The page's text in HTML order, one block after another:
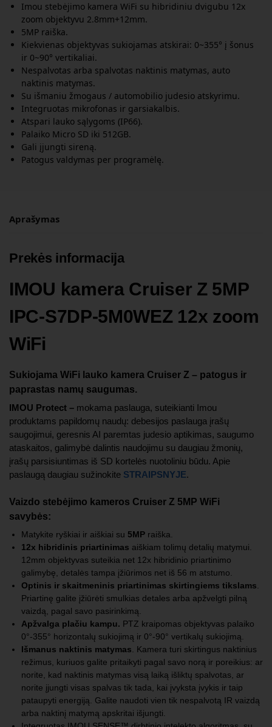
Imou stebėjimo kamera WiFi su hibridiniu dvigubu 12x
zoom objektyvu 2.8mm+12mm.
5MP raiška.
Kiekvienas objektyvas sukiojamas atskirai: 0~355° į šonus
ir 0~90° vertikaliai.
Nespalvotas arba spalvotas naktinis matymas, auto
naktinis matymas.
Su išmaniu žmogaus / automobilio judesio atskyrimu.
Integruotas mikrofonas ir garsiakalbis.
Atspari lauko sąlygoms (IP66).
Palaiko Micro SD iki 512GB.
Gali įjungti sireną.
Patogus valdymas per programėlę.
Aprašymas
Prekės informacija
IMOU kamera Cruiser Z 5MP
IPC-S7DP-5M0WEZ 12x zoom
WiFi
Sukiojama WiFi lauko kamera Cruiser Z – patogus ir
paprastas namų saugumas.
IMOU Protect – mokama paslauga, suteikianti Imou
produktams papildomų naudų: debesijos paslauga įrašų
saugojimui, geresnis AI paremtas judesio aptikimas, saugumo
ataskaitos, galimybė dalintis naudojimu su daugiau žmonių,
įrašų parsisiuntimas iš SD kortelės nuotoliniu būdu. Apie
paslaugą daugiau sužinokite STRAIPSNYJE.
Vaizdo stebėjimo kameros Cruiser Z 5MP WiFi
savybės:
Matykite ryškiai ir aiškiai su 5MP raiška.
12x hibridinis priartinimas aiškiam tolimų detalių matymui.
12mm objektyvas suteikia net 12x hibridinio priartinimo
galimybę, detalės tampa įžiūrimos net iš 56 m atstumo.
Optinis ir skaitmeninis priartinimas skirtingiems tikslams
Priartinę galite įžiūrėti smulkias detales arba apžvelgti pilną
vaizdą, pagal savo pasirinkimą.
Apžvalga plačiu kampu. PTZ kraipomas objektyvas palaiko
0°-355° horizontalų sukiojimą ir 0°-90° vertikalų sukiojimą.
Išmanus naktinis matymas . Kamera turi skirtingus naktinius
režimus, kuriuos galite pritaikyti pagal savo norą ir poreikius: ar
norite, kad naktinis matymas visą laiką išliktų spalvotas, ar
norite įjungti visas spalvas tik tada, kai įvyksta įvykis ir taip
pataupyti energiją. Galite naudoti vien tik nespalvotą IR vaizdą
arba naktinį matymą apskritai išjungti.